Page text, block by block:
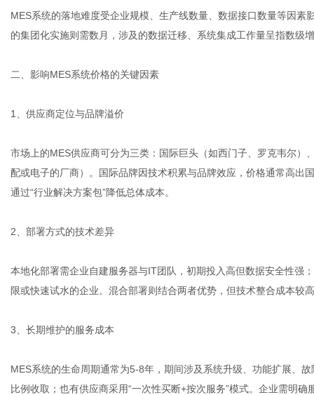
MES系统的落地难度受企业规模、生产线数量、数据接口数量等因
的集团化实施则需数月，涉及的数据迁移、系统集成工作量呈指数级
二、影响MES系统价格的关键因素
1、供应商定位与品牌溢价
市场上的MES供应商可分为三类：国际巨头（如西门子、罗克韦尔
配或电子的厂商）。国际品牌因技术积累与品牌效应，价格通常高出
通过“行业解决方案包”降低总体成本。
2、部署方式的技术差异
本地化部署需企业自建服务器与IT团队，初期投入高但数据安全性强
限或快速试水的企业。混合部署则结合两者优势，但技术整合成本较
3、长期维护的服务成本
MES系统的生命周期通常为5-8年，期间涉及系统升级、功能扩展、
比例收取；也有供应商采用“一次性买断+按次服务”模式。企业需明